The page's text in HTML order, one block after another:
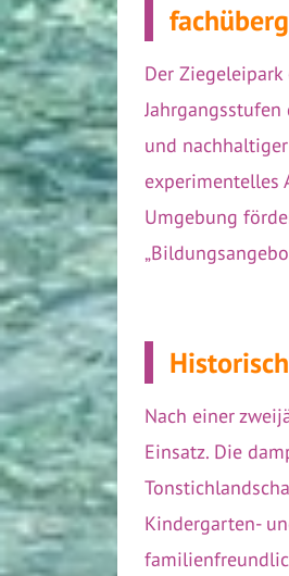
Der
und
experimentelles
Umgebung
Nach einer
Einsatz. Die
Kindergarten-